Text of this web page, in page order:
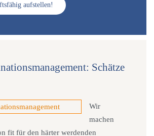
aufstellen!
Schätze
Wir
machen
fit für den härter werdenden